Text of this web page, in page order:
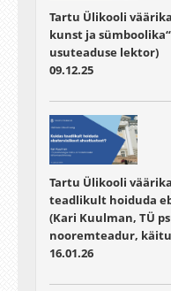
Tartu Ülikooli
kunst ja
usuteaduse lektor)
09.12.25
Tartu Ülikooli
teadlikult hoiduda
(Kari Kuulman, TÜ
nooremteadur,
16.01.26